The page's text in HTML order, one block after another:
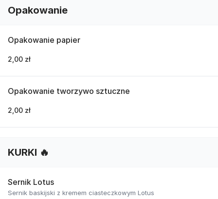
Opakowanie
Opakowanie papier
2,00 zł
Opakowanie tworzywo sztuczne
2,00 zł
KURKI 🔥
Sernik Lotus
Sernik baskijski z kremem ciasteczkowym Lotus